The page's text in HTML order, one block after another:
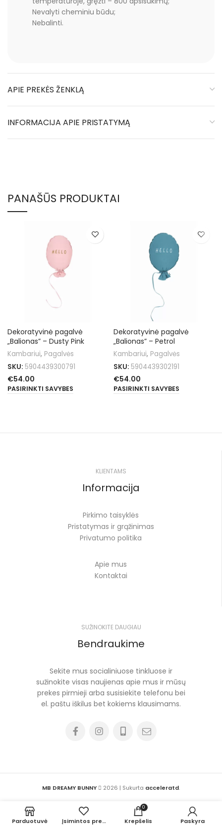
Nevalyti cheminiu būdu;
Nebalinti.
APIE PREKĖS ŽENKLĄ
INFORMACIJA APIE PRISTATYMĄ
PANAŠŪS PRODUKTAI
Dekoratyvinė pagalvė
„Balionas” – Dusty Pink
Kambariui, Pagalvės
SKU: 5904439300791
€54.00
PASIRINKTI SAVYBES
Dekoratyvinė pagalvė
„Balionas” – Petrol
Kambariui, Pagalvės
SKU: 5904439302191
€54.00
PASIRINKTI SAVYBES
KLIENTAMS
Informacija
Pirkimo taisyklės
Pristatymas ir grąžinimas
Privatumo politika
Apie mus
Kontaktai
SUŽINOKITE DAUGIAU
Bendraukime
Sekite mus socialiniuose tinkluose ir
sužinokite visas naujienas apie mus ir mūsų
prekes pirmieji arba susisiekite telefonu bei
el. paštu iškilus bet kokiems klausimams.
MB DREAMY BUNNY 2026 | Sukurta acceleratd.
Parduotuvė Įsimintos prekės
0
Krepšelis Paskyra